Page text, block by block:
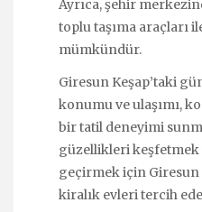
Ayrıca, şehir
toplu taşıma araçları
mümkündür.
Giresun Keşap’taki
konumu ve ulaşımı,
bir tatil deneyimi
güzellikleri
geçirmek için Giresun
kiralık evleri tercih